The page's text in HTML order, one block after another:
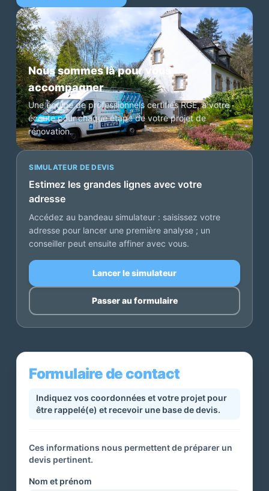
Nous sommes là pour vous
accompagner
Une équipe de professionnels certifiés RGE, à votre
écoute pour chaque étape de votre projet de
rénovation.
SIMULATEUR DE DEVIS
Estimez les grandes lignes avec votre
adresse
Accédez au bandeau simulateur : saisissez votre
adresse pour lancer une première analyse ; un
conseiller peut ensuite affiner avec vous.
Lancer le simulateur
Passer au formulaire
Formulaire de contact
Indiquez vos coordonnées et votre projet pour
être rappelé(e) et recevoir une base de devis.
Ces informations nous permettent de préparer un
devis pertinent.
Nom et prénom